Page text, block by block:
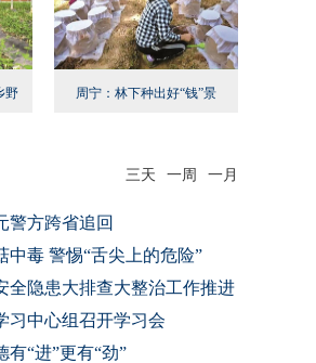
野 周宁：林下种出好“钱”景
三天 一周 一月
警方跨省追回
中毒 警惕“舌尖上的危险”
全隐患大排查大整治工作推进
习中心组召开学习会
有“进”更有“劲”